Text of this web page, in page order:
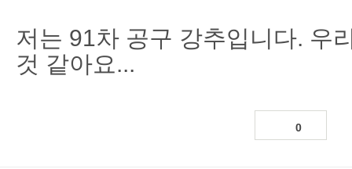
저는 91차 공구 강추입니다. 우
것 같아요...
0